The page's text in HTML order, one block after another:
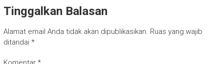
Tinggalkan Balasan
Alamat email Anda tidak akan dipublikasikan. Ruas yang wajib
ditandai *